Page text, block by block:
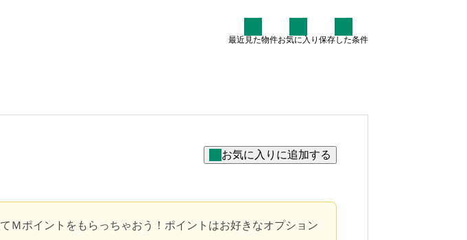
最近見た物件お気に入り 保存した条件
と賢い選び方
術
ポイントをもらっちゃおう！ポイントはお好きなオプション